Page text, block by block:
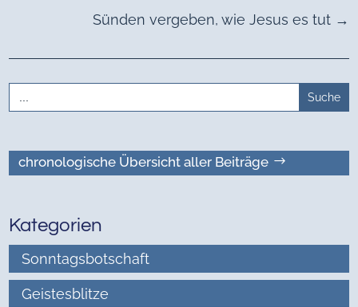
Sünden vergeben, wie Jesus es tut→
Search
for:
chronologische Übersicht aller Beiträge
Kategorien
Sonntagsbotschaft
Geistesblitze